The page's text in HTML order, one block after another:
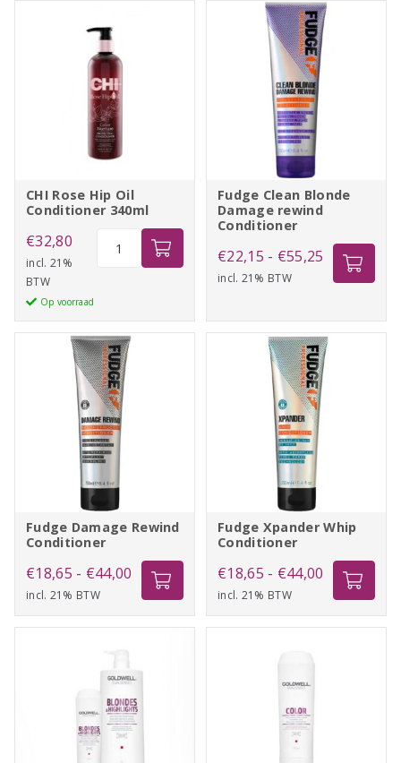
355ml
aantal
CHI Rose Hip Oil
Conditioner 340ml
€32,80
incl. 21%
BTW
Op voorraad
Conditioner
340ml
aantal
Fudge Clean Blonde
Damage rewind
Conditioner
€22,15 - €55,25 Prijsklasse:
€22,15
€55,25
incl. 21% BTW
Fudge Damage Rewind
Conditioner
€18,65 - €44,00 Prijsklasse:
€18,65
tot
incl. 21% BTW
Fudge Xpander Whip
Conditioner
€18,65 - €44,00 Prijsklasse:
€18,65
tot
incl. 21% BTW